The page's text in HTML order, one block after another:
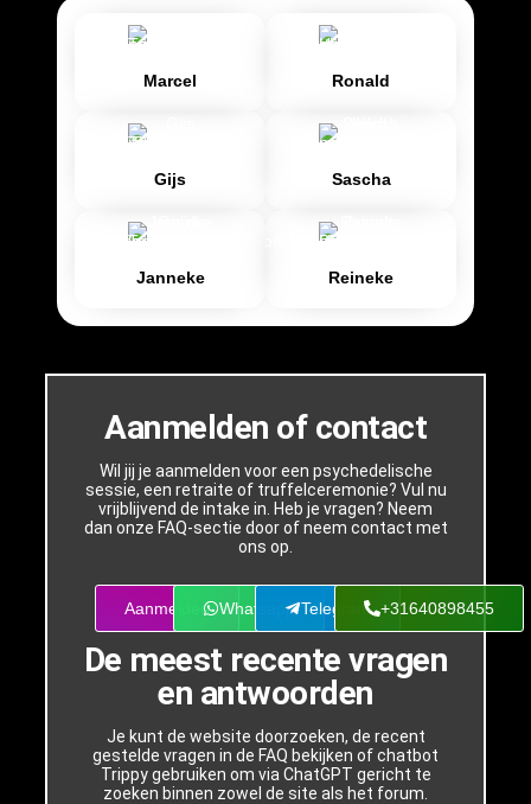
Marcel Ronald
Gijs Sascha
Janneke Reineke
Aanmelden of contact
Wil jij je aanmelden voor een psychedelische
sessie, een retraite of truffelceremonie? Vul nu
vrijblijvend de intake in. Heb je vragen? Neem
dan onze FAQ-sectie door of neem contact met
ons op.
Aanmelden Whatsapp Telegram +31640898455
De meest recente vragen
en antwoorden
Je kunt de website doorzoeken, de recent
gestelde vragen in de FAQ bekijken of chatbot
Trippy gebruiken om via ChatGPT gericht te
zoeken binnen zowel de site als het forum.